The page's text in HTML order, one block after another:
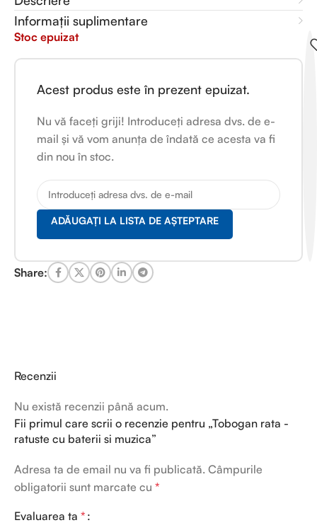
Informații suplimentare
Stoc epuizat
Acest produs este în prezent epuizat.
Nu vă faceți griji! Introduceți adresa dvs. de e-
mail și vă vom anunța de îndată ce acesta va fi
din nou în stoc.
ADĂUGAȚI LA LISTA DE AȘTEPTARE
Share:
Recenzii
Nu există recenzii până acum.
Fii primul care scrii o recenzie pentru „Tobogan rata -
ratuste cu baterii si muzica”
Adresa ta de email nu va fi publicată. Câmpurile
obligatorii sunt marcate cu *
Evaluarea ta *